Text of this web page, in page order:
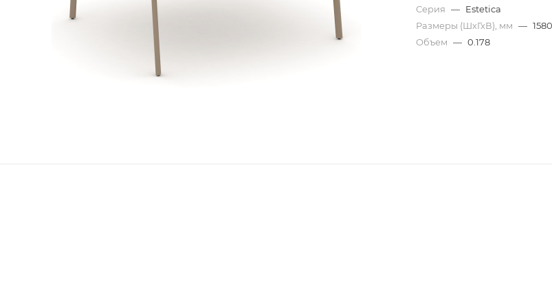
Серия — Estetica
Размеры (ШхГхВ), мм —
Объем — 0.178